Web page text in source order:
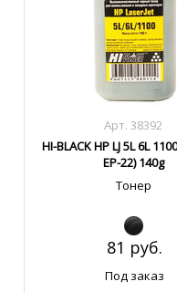
Арт. 38392
HI-BLACK HP LJ 5L 6L
EP-22) 140g
Тонер
81 руб.
Под заказ